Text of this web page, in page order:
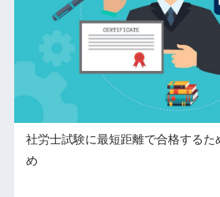
社労士試験に最短距離で合格するた
め